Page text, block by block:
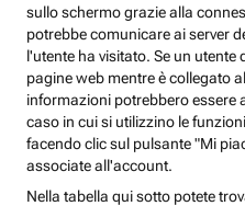
sullo schermo grazie alla
potrebbe comunicare ai server
l'utente ha visitato. Se un
pagine web mentre è collegato
informazioni potrebbero essere
caso in cui si utilizzino le
facendo clic sul pulsante "Mi
associate all'account.
Nella tabella qui sotto potete